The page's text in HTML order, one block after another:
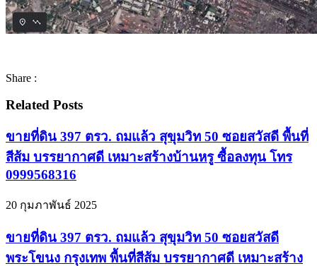
Share :
Related Posts
ขายที่ดิน 397 ตรว. ถมแล้ว สุขุมวิท 50 ซอยสวัสดี พื้นที่
สีส้ม บรรยากาศดี เหมาะสร้างบ้านหรู ซื้อลงทุน โทร
0999568316
20 กุมภาพันธ์ 2025
ขายที่ดิน 397 ตรว. ถมแล้ว สุขุมวิท 50 ซอยสวัสดี
พระโขนง กรุงเทพ พื้นที่สีส้ม บรรยากาศดี เหมาะสร้าง